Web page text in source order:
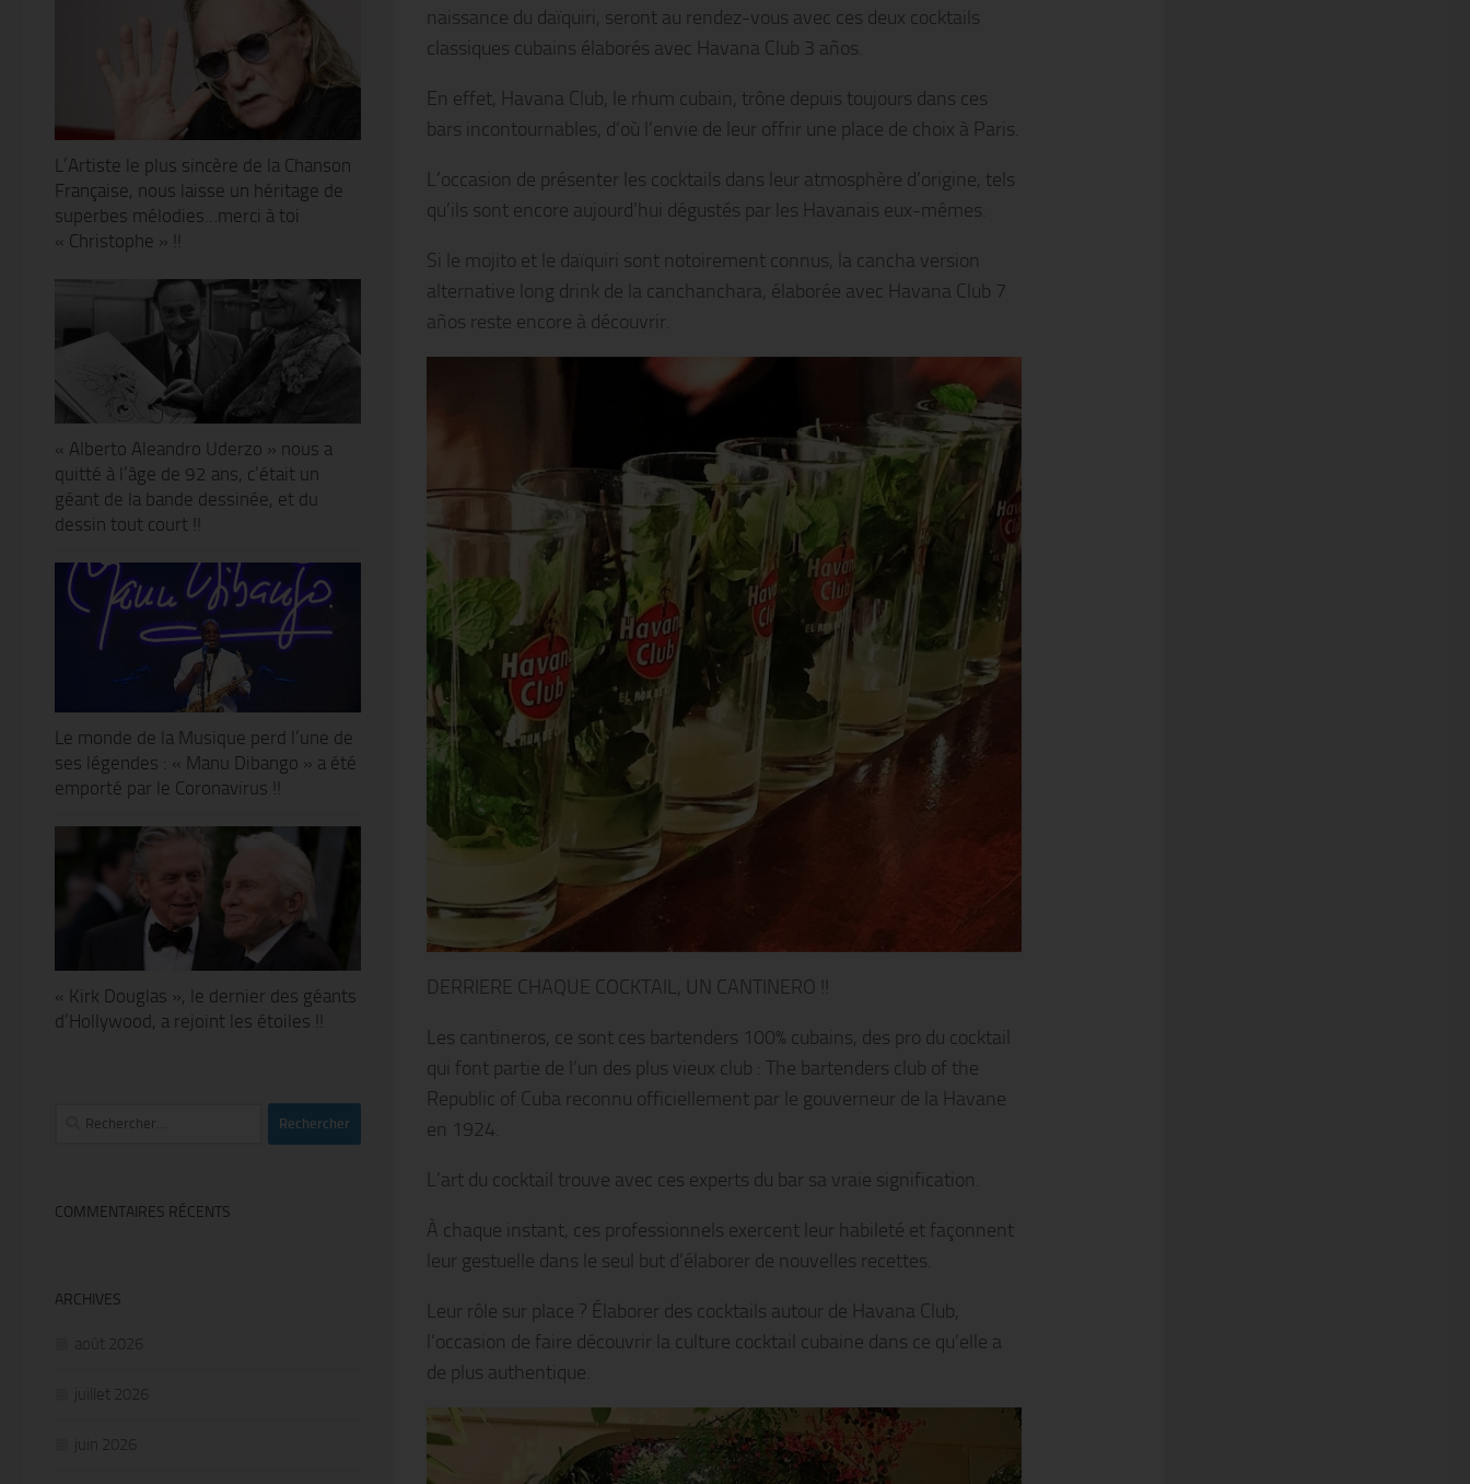
naissance du daïquiri, seront au rendez-vous avec ces deux cocktails
classiques cubains élaborés avec Havana Club 3 años.
En effet, Havana Club, le rhum cubain, trône depuis toujours dans ces
bars incontournables, d’où l’envie de leur offrir une place de choix à Paris.
L’occasion de présenter les cocktails dans leur atmosphère d’origine, tels
qu’ils sont encore aujourd’hui dégustés par les Havanais eux-mêmes.
Si le mojito et le daïquiri sont notoirement connus, la cancha version
alternative long drink de la canchanchara, élaborée avec Havana Club 7
años reste encore à découvrir.
DERRIERE CHAQUE COCKTAIL, UN CANTINERO !!
Les cantineros, ce sont ces bartenders 100% cubains, des pro du cocktail
qui font partie de l’un des plus vieux club : The bartenders club of the
Republic of Cuba reconnu officiellement par le gouverneur de la Havane
en 1924.
L’art du cocktail trouve avec ces experts du bar sa vraie signification.
À chaque instant, ces professionnels exercent leur habileté et façonnent
leur gestuelle dans le seul but d’élaborer de nouvelles recettes.
Leur rôle sur place ? Élaborer des cocktails autour de Havana Club,
l’occasion de faire découvrir la culture cocktail cubaine dans ce qu’elle a
de plus authentique.
L’Artiste le plus sincère de la Chanson
Française, nous laisse un héritage de
superbes mélodies…merci à toi
« Christophe » !!
« Alberto Aleandro Uderzo » nous a
quitté à l’âge de 92 ans, c’était un
géant de la bande dessinée, et du
dessin tout court !!
Le monde de la Musique perd l’une de
ses légendes : « Manu Dibango » a été
emporté par le Coronavirus !!
« Kirk Douglas », le dernier des géants
d’Hollywood, a rejoint les étoiles !!
Rechercher :
COMMENTAIRES RÉCENTS
ARCHIVES
août 2026
juillet 2026
juin 2026